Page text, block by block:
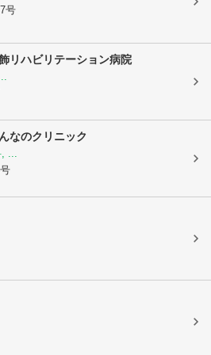
号
リハビリテーション病院
なのクリニック
, ...